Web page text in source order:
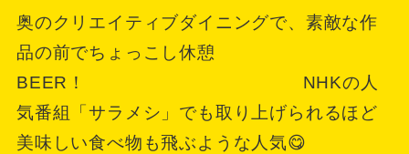
奥のクリエイティブダイニングで、素敵な作
品の前でちょっこし休憩
BEER！ NHKの人
気番組「サラメシ」でも取り上げられるほど
美味しい食べ物も飛ぶような人気😋